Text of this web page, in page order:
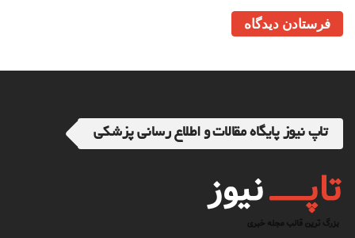
تاپ نیوز پایگاه مقالات و اطلاع رسانی پزشکی